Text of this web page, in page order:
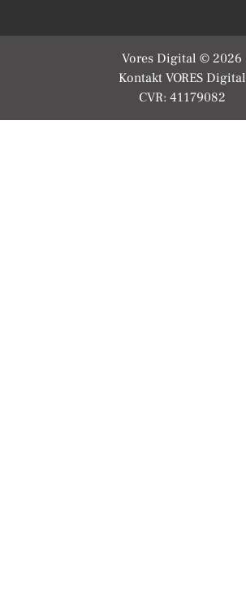
Vores Digital © 2026
Kontakt VORES Digital
CVR: 41179082